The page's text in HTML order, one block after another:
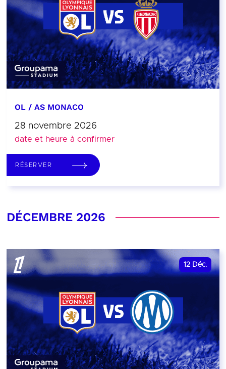
OL / AS MONACO
28 novembre 2026
date et heure à confirmer
RÉSERVER
DÉCEMBRE 2026
12 Déc.